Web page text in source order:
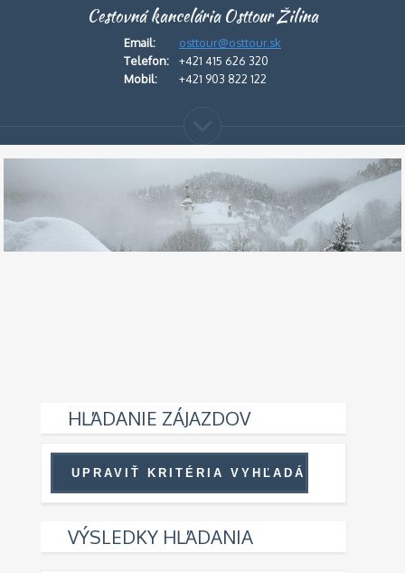
Cestovná kancelária Osttour Žilina
Email:
osttour@osttour.sk
Telefon:
+421 415 626 320
Mobil:
+421 903 822 122
HĽADANIE ZÁJAZDOV
VÝSLEDKY HĽADANIA